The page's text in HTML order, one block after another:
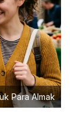
Para Almak